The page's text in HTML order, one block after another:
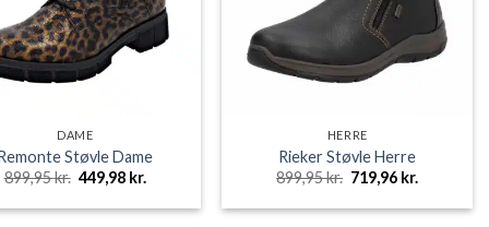
DAME
Støvle Dame
899,95kr. Den
oprindelige
pris
449,98 kr.
pris
HERRE
Rieker Støvle Herre
899,95kr. Den
oprindelige
pris
719,96 kr.
pris